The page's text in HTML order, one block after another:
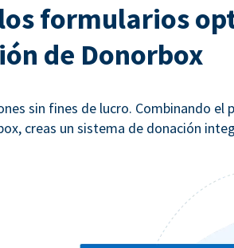
formularios
de Donorbox
sin fines de lucro. Combinando el
creas un sistema de donación